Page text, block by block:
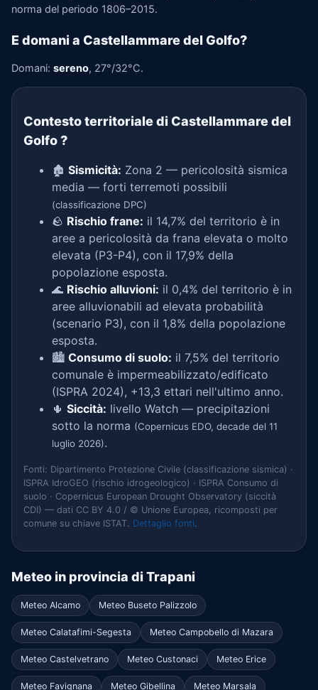
norma del periodo 1806–2015.
E domani a Castellammare del Golfo?
Domani: sereno, 27°/32°C.
Contesto territoriale di Castellammare del
Golfo?
🏚️ Sismicità: Zona 2 — pericolosità sismica
media — forti terremoti possibili
(classificazione DPC)
🪨 Rischio frane: il 14,7% del territorio è in
aree a pericolosità da frana elevata o molto
elevata (P3-P4), con il 17,9% della
popolazione esposta.
🌊 Rischio alluvioni: il 0,4% del territorio è in
aree alluvionabili ad elevata probabilità
(scenario P3), con il 1,8% della popolazione
esposta.
🏙️ Consumo di suolo: il 7,5% del territorio
comunale è impermeabilizzato/edificato
(ISPRA 2024), +13,3 ettari nell'ultimo anno.
🌵 Siccità: livello Watch — precipitazioni
sotto la norma (Copernicus EDO, decade del 11
luglio 2026).
Fonti: Dipartimento Protezione Civile (classificazione sismica) ·
ISPRA IdroGEO (rischio idrogeologico) · ISPRA Consumo di
suolo · Copernicus European Drought Observatory (siccità
CDI) — dati CC BY 4.0 / © Unione Europea, ricomposti per
comune su chiave ISTAT. Dettaglio fonti.
Meteo in provincia di Trapani
Meteo Alcamo Meteo Buseto Palizzolo
Meteo Calatafimi-Segesta Meteo Campobello di Mazara
Meteo Castelvetrano Meteo Custonaci Meteo Erice
Meteo Favignana Meteo Gibellina Meteo Marsala